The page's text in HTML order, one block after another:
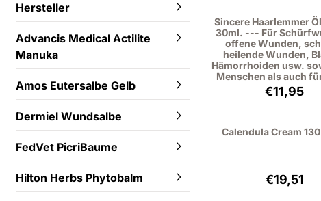
Hersteller
Advancis Medical Actilite
Manuka
Amos Eutersalbe Gelb
Dermiel Wundsalbe
FedVet PicriBaume
Hilton Herbs Phytobalm
Sincere Haarlemmer
30ml. --- Für
offene Wunden,
heilende Wunden,
Hämorrhoiden usw.
Menschen als auch
Preis:
€11,95
Calendula Cream
Preis:
€19,51